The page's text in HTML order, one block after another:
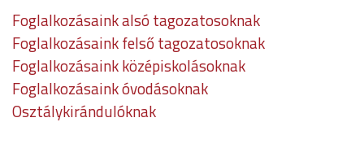
Foglalkozásaink alsó tagozatosoknak
Foglalkozásaink felső tagozatosoknak
Foglalkozásaink középiskolásoknak
Foglalkozásaink óvodásoknak
Osztálykirándulóknak